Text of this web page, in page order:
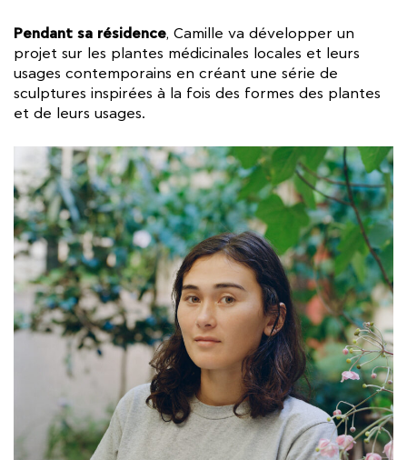
Pendant sa résidence, Camille va développer un
projet sur les plantes médicinales locales et leurs
usages contemporains en créant une série de
sculptures inspirées à la fois des formes des plantes
et de leurs usages.